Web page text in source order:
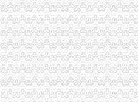
iPhone怎么免费注册ID？-苹果-ZOL问
如何免费注册郊区公司-软银财务咨询
TK域名免费注册及解析图文教程_pc6
注册公司多少钱免费注册公司_志趣网
【免费注册国内商标免费注册深圳公
168邮箱免费注册申请_IT168文库
【免费注册国内商标免费注册深圳公
商易济南网【免费注册】如何免费注